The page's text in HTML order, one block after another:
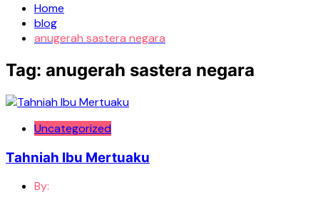
Home
blog
anugerah sastera negara
Tag: anugerah sastera negara
Uncategorized
Tahniah Ibu Mertuaku
By: